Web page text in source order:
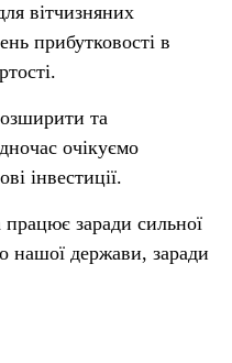
вітчизняних
прибутковості в
та
очікуємо
інвестиції.
заради сильної
нашої держави, заради